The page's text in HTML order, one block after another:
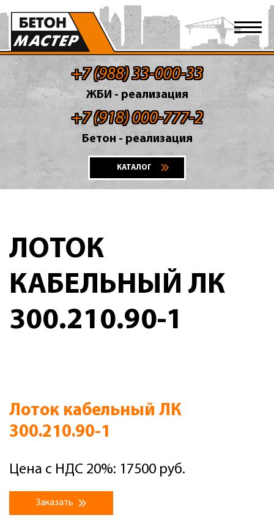
+7 (988) 33-000-33
ЖБИ - реализация
+7 (918) 000-777-2
Бетон - реализация
КАТАЛОГ
ЛОТОК
КАБЕЛЬНЫЙ ЛК
300.210.90-1
Лоток кабельный ЛК
300.210.90-1
Цена с НДС 20%: 17500 руб.
Заказать